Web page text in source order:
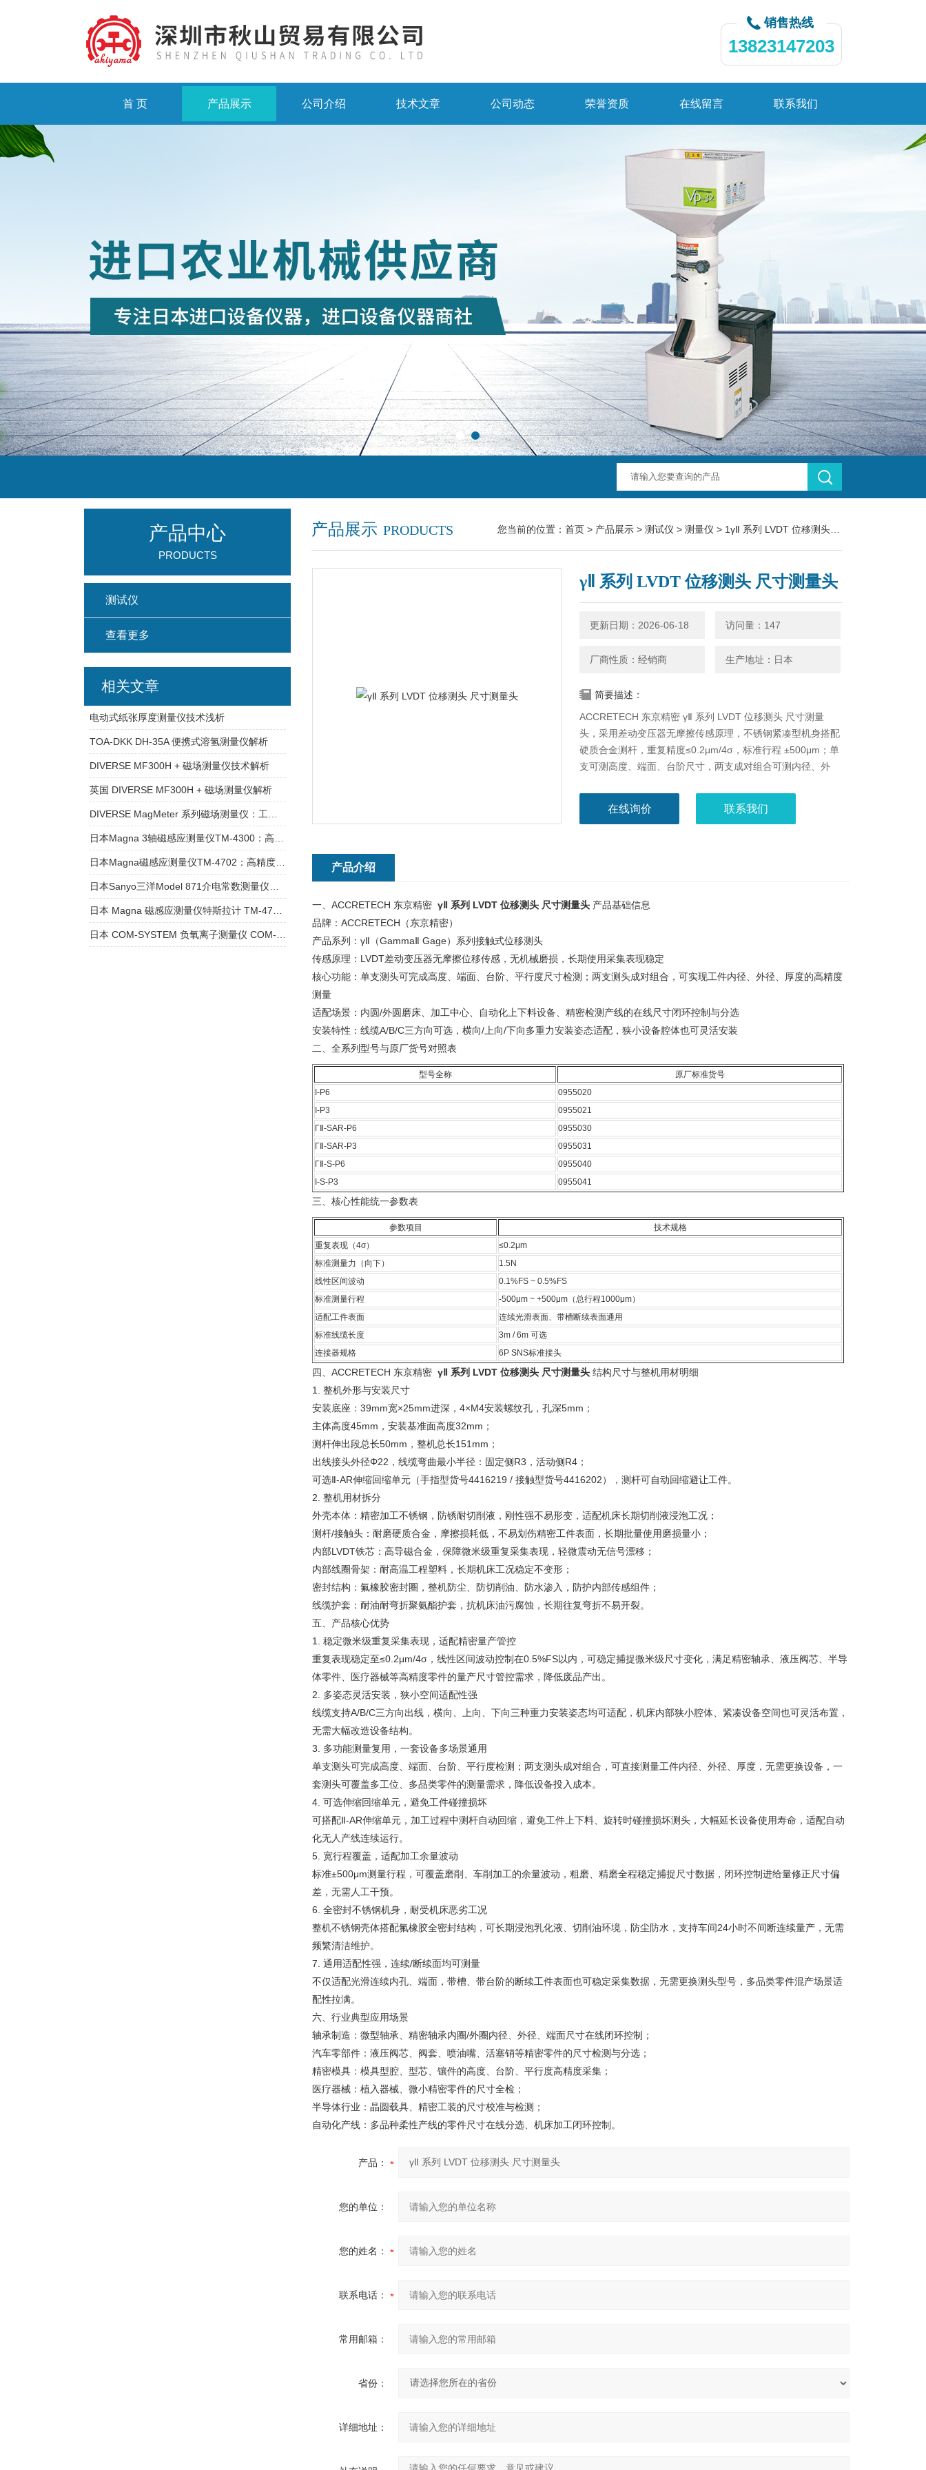
销售热线
13823147203
首 页 产品展示 公司介绍 技术文章 公司动态 荣誉资质 在线留言 联系我们
产品展示 PRODUCTS 您当前的位置： 首页 > 产品展示 > 测试仪 > 测量仪 > 1γⅡ 系列 LVDT 位移测头 尺寸测量头
γⅡ 系列 LVDT 位移测头 尺寸测量头
更新日期：2026-06-18 访问量：147
厂商性质：经销商 生产地址：日本
简要描述：
ACCRETECH 东京精密 γⅡ 系列 LVDT 位移测头 尺寸测量
头，采用差动变压器无摩擦传感原理，不锈钢紧凑型机身搭配
硬质合金测杆，重复精度≤0.2μm/4σ，标准行程 ±500μm；单
支可测高度、端面、台阶尺寸，两支成对组合可测内径、外
线高精度尺寸在线监测与闭环控制。
在线询价 联系我们
产品介绍
一、ACCRETECH 东京精密 γⅡ 系列 LVDT 位移测头 尺寸测量头 产品基础信息
品牌：ACCRETECH（东京精密）
产品系列：γⅡ（GammaⅡ Gage）系列接触式位移测头
传感原理：LVDT差动变压器无摩擦位移传感，无机械磨损，长期使用采集表现稳定
核心功能：单支测头可完成高度、端面、台阶、平行度尺寸检测；两支测头成对组合，可实现工件内径、外径、厚度的高精度
测量
适配场景：内圆/外圆磨床、加工中心、自动化上下料设备、精密检测产线的在线尺寸闭环控制与分选
安装特性：线缆A/B/C三方向可选，横向/上向/下向多重力安装姿态适配，狭小设备腔体也可灵活安装
二、全系列型号与原厂货号对照表
型号全称
原厂标准货号
I-P6
0955020
I-P3
0955021
ΓⅡ-SAR-P6
0955030
ΓⅡ-SAR-P3
0955031
ΓⅡ-S-P6
0955040
I-S-P3
0955041
三、核心性能统一参数表
参数项目
技术规格
重复表现（4σ）
≤0.2μm
标准测量力（向下）
1.5N
线性区间波动
0.1%FS ~ 0.5%FS
标准测量行程
-500μm ~ +500μm（总行程1000μm）
适配工件表面
连续光滑表面、带槽断续表面通用
标准线缆长度
3m / 6m 可选
连接器规格
6P SNS标准接头
四、ACCRETECH 东京精密 γⅡ 系列 LVDT 位移测头 尺寸测量头 结构尺寸与整机用材明细
1. 整机外形与安装尺寸
安装底座：39mm宽×25mm进深，4×M4安装螺纹孔，孔深5mm；
主体高度45mm，安装基准面高度32mm；
测杆伸出段总长50mm，整机总长151mm；
出线接头外径Φ22，线缆弯曲最小半径：固定侧R3，活动侧R4；
可选Ⅱ-AR伸缩回缩单元（手指型货号4416219 / 接触型货号4416202），测杆可自动回缩避让工件。
2. 整机用材拆分
外壳本体：精密加工不锈钢，防锈耐切削液，刚性强不易形变，适配机床长期切削液浸泡工况；
测杆/接触头：耐磨硬质合金，摩擦损耗低，不易划伤精密工件表面，长期批量使用磨损量小；
内部LVDT铁芯：高导磁合金，保障微米级重复采集表现，轻微震动无信号漂移；
内部线圈骨架：耐高温工程塑料，长期机床工况稳定不变形；
密封结构：氟橡胶密封圈，整机防尘、防切削油、防水渗入，防护内部传感组件；
线缆护套：耐油耐弯折聚氨酯护套，抗机床油污腐蚀，长期往复弯折不易开裂。
五、产品核心优势
1. 稳定微米级重复采集表现，适配精密量产管控
重复表现稳定至≤0.2μm/4σ，线性区间波动控制在0.5%FS以内，可稳定捕捉微米级尺寸变化，满足精密轴承、液压阀芯、半导
体零件、医疗器械等高精度零件的量产尺寸管控需求，降低废品产出。
2. 多姿态灵活安装，狭小空间适配性强
线缆支持A/B/C三方向出线，横向、上向、下向三种重力安装姿态均可适配，机床内部狭小腔体、紧凑设备空间也可灵活布置，
无需大幅改造设备结构。
3. 多功能测量复用，一套设备多场景通用
单支测头可完成高度、端面、台阶、平行度检测；两支测头成对组合，可直接测量工件内径、外径、厚度，无需更换设备，一
套测头可覆盖多工位、多品类零件的测量需求，降低设备投入成本。
4. 可选伸缩回缩单元，避免工件碰撞损坏
可搭配Ⅱ-AR伸缩单元，加工过程中测杆自动回缩，避免工件上下料、旋转时碰撞损坏测头，大幅延长设备使用寿命，适配自动
化无人产线连续运行。
5. 宽行程覆盖，适配加工余量波动
标准±500μm测量行程，可覆盖磨削、车削加工的余量波动，粗磨、精磨全程稳定捕捉尺寸数据，闭环控制进给量修正尺寸偏
差，无需人工干预。
6. 全密封不锈钢机身，耐受机床恶劣工况
整机不锈钢壳体搭配氟橡胶全密封结构，可长期浸泡乳化液、切削油环境，防尘防水，支持车间24小时不间断连续量产，无需
频繁清洁维护。
7. 通用适配性强，连续/断续面均可测量
不仅适配光滑连续内孔、端面，带槽、带台阶的断续工件表面也可稳定采集数据，无需更换测头型号，多品类零件混产场景适
配性拉满。
六、行业典型应用场景
轴承制造：微型轴承、精密轴承内圈/外圈内径、外径、端面尺寸在线闭环控制；
汽车零部件：液压阀芯、阀套、喷油嘴、活塞销等精密零件的尺寸检测与分选；
精密模具：模具型腔、型芯、镶件的高度、台阶、平行度高精度采集；
医疗器械：植入器械、微小精密零件的尺寸全检；
半导体行业：晶圆载具、精密工装的尺寸校准与检测；
自动化产线：多品种柔性产线的零件尺寸在线分选、机床加工闭环控制。
产品：
您的单位：
您的姓名：
联系电话：
常用邮箱：
省份：
详细地址：
产品中心
PRODUCTS
测试仪
查看更多
相关文章
电动式纸张厚度测量仪技术浅析
TOA-DKK DH-35A 便携式溶氢测量仪解析
DIVERSE MF300H + 磁场测量仪技术解析
英国 DIVERSE MF300H + 磁场测量仪解析
日本Magna磁感应测量仪TM-4702：高精度磁场测量的多功能解决方案